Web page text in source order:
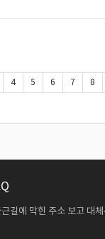
4 5 6 7 8
길에 막힌 주소 보고 대체주소 검증